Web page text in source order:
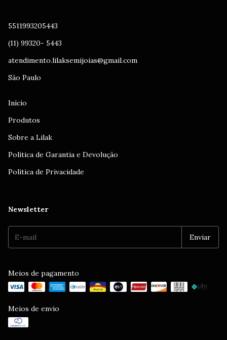
5511993205443
(11) 99320- 5443
atendimento.lilaksemijoias@gmail.com
São Paulo
Início
Produtos
Sobre a Lilak
Política de Garantia e Devolução
Política de Privacidade
Newsletter
Meios de pagamento
Meios de envio